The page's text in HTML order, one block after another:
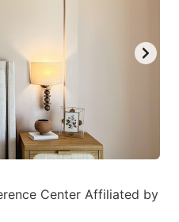
Center Affiliated by